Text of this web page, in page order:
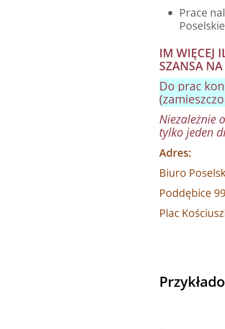
Prace
IM WIĘCEJ
SZANSA
Do prac
Niezależnie
tylko jeden
Adres:
Biuro
Poddębice
Plac